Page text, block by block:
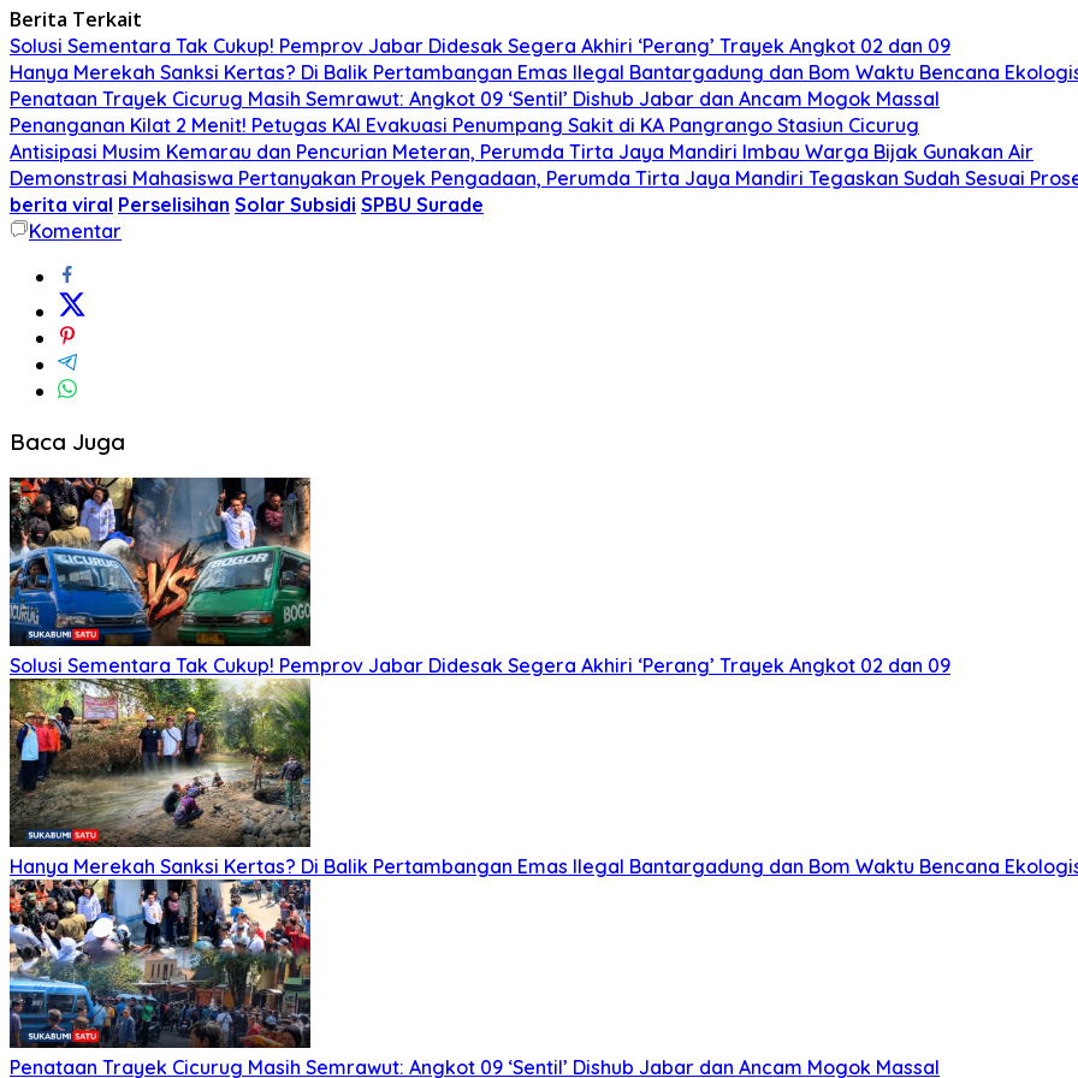
Berita Terkait
Solusi Sementara Tak Cukup! Pemprov Jabar Didesak Segera Akhiri ‘Perang’ Trayek Angkot 02 dan 09
Hanya Merekah Sanksi Kertas? Di Balik Pertambangan Emas Ilegal Bantargadung dan Bom Waktu Bencana
Penataan Trayek Cicurug Masih Semrawut: Angkot 09 ‘Sentil’ Dishub Jabar dan Ancam Mogok Massal
Penanganan Kilat 2 Menit! Petugas KAI Evakuasi Penumpang Sakit di KA Pangrango Stasiun Cicurug
Antisipasi Musim Kemarau dan Pencurian Meteran, Perumda Tirta Jaya Mandiri Imbau Warga Bijak Gunakan Air
Demonstrasi Mahasiswa Pertanyakan Proyek Pengadaan, Perumda Tirta Jaya Mandiri Tegaskan Sudah Sesuai
berita viral Perselisihan Solar Subsidi SPBU Surade
Komentar
Baca Juga
Solusi Sementara Tak Cukup! Pemprov Jabar Didesak Segera Akhiri ‘Perang’ Trayek Angkot 02 dan 09
Hanya Merekah Sanksi Kertas? Di Balik Pertambangan Emas Ilegal Bantargadung dan Bom Waktu Bencana
Penataan Trayek Cicurug Masih Semrawut: Angkot 09 ‘Sentil’ Dishub Jabar dan Ancam Mogok Massal